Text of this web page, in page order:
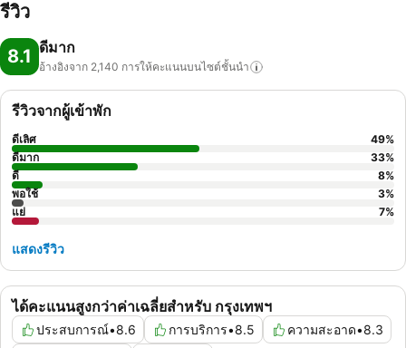
รีวิว
8.1 ดีมาก
อ้างอิงจาก 2,140 การให้คะแนนบนไซต์ชั้นนำ
ได้คะแนนสูงกว่าค่าเฉลี่ยสำหรับ กรุงเทพฯ
ประสบการณ์•8.6 การบริการ•8.5 ความสะอาด•8.3
รีวิวจากผู้เข้าพัก
ดีเลิศ 49%
ดีมาก
33%
ดี
8%
พอใช้
3%
แย่
7%
แสดงรีวิว